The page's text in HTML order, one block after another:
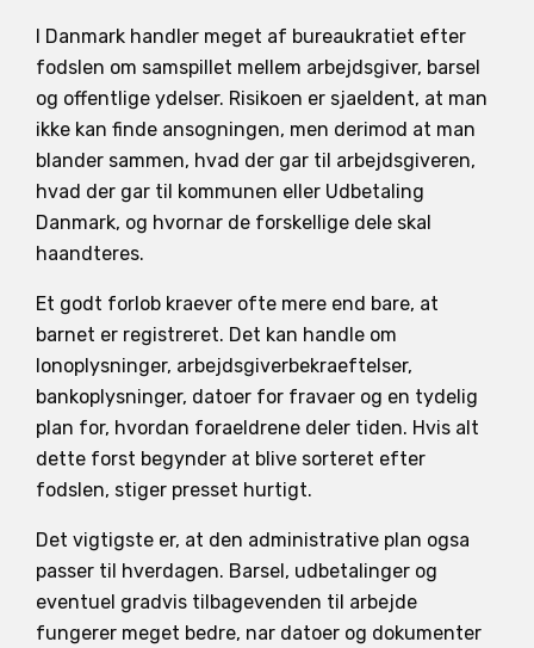
I Danmark handler meget af bureaukratiet efter
fodslen om samspillet mellem arbejdsgiver, barsel
og offentlige ydelser. Risikoen er sjaeldent, at man
ikke kan finde ansogningen, men derimod at man
blander sammen, hvad der gar til arbejdsgiveren,
hvad der gar til kommunen eller Udbetaling
Danmark, og hvornar de forskellige dele skal
haandteres.
Et godt forlob kraever ofte mere end bare, at
barnet er registreret. Det kan handle om
lonoplysninger, arbejdsgiverbekraeftelser,
bankoplysninger, datoer for fravaer og en tydelig
plan for, hvordan foraeldrene deler tiden. Hvis alt
dette forst begynder at blive sorteret efter
fodslen, stiger presset hurtigt.
Det vigtigste er, at den administrative plan ogsa
passer til hverdagen. Barsel, udbetalinger og
eventuel gradvis tilbagevenden til arbejde
fungerer meget bedre, nar datoer og dokumenter